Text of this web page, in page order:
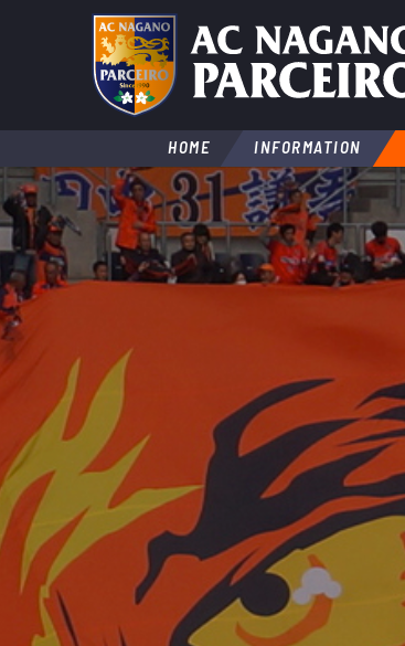
HOME INFORMATION